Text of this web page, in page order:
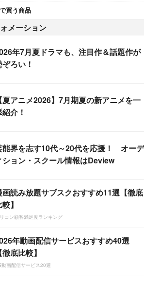
買う商品
メーション
年7月夏ドラマも、注目作＆話題作が
ろい！
【夏アニメ2026】7月期夏の新アニメを一
介！
能界を志す10代～20代を応援！ オーデ
ション・スクール情報はDeview
画読み放題サブスクおすすめ11選【徹底
】
コン顧客満足度ランキング
年動画配信サービスおすすめ40選
【徹底比較】
動画配信サービス20選